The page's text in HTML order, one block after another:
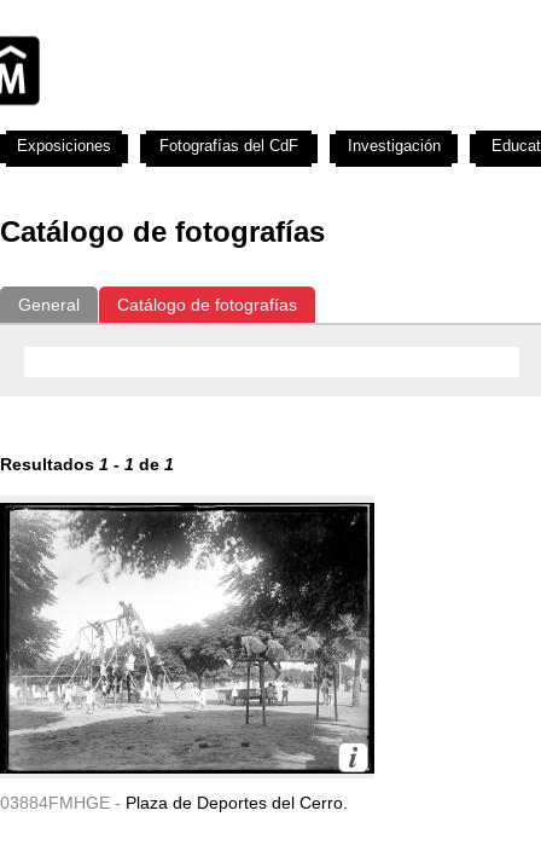
Catálogo de fotografías
General Catálogo de fotografías
Resultados 1 - 1 de 1
03884FMHGE - Plaza de Deportes del Cerro.
Exposiciones Fotografías del CdF Investigación